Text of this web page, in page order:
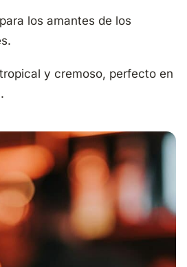
los amantes de los
y cremoso, perfecto en